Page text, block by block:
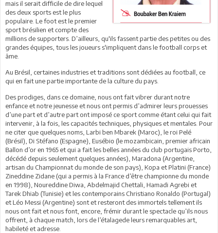
mais il serait difficile de dire lequel
des deux sports est le plus
populaire. Le foot est le premier
sport brésilien et compte des
millions de supporters. D’ailleurs, qu'ils fassent partie des petites ou des
grandes équipes, tous les joueurs s'impliquent dans le football corps et
âme.
Au Brésil, certaines industries et traditions sont dédiées au football, ce
qui en fait une partie importante de la culture du pays.
Des prodiges, dans ce domaine, nous ont fait vibrer durant notre
enfance et notre jeunesse et nous ont permis d’admirer leurs prouesses
d’une part et d’autre part ont imposé ce sport comme étant celui qui fait
intervenir, à la fois, les capacités techniques, physiques et mentales. Pour
ne citer que quelques noms, Larbi ben Mbarek (Maroc), le roi Pelé
(Brésil), Di Stéfano (Espagne), Eusébio (le mozambicain, premier africain
Ballon d’or en 1965 et qui a fait les belles années du club portugais Porto,
décédé depuis seulement quelques années), Maradona (Argentine,
artisan du Championnat du monde de son pays), Kopa et Platini (France)
Zineddine Zidane (qui a permis à la France d’être championne du monde
en 1998), Noureddine Diwa, Abdelmajid Chettali, Hamadi Agrebi et
Tarek Dhiab (Tunisie) et les contemporains Christiano Ronaldo (Portugal)
et Léo Messi (Argentine) sont et resteront des immortels tellement ils
nous ont fait et nous font, encore, frémir durant le spectacle qu’ils nous
offrent, à chaque match, lors de l’étalagede leurs remarquables art,
habileté et adresse.